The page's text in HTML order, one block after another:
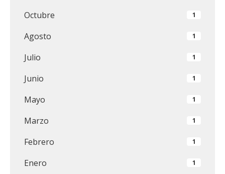
Octubre 1
Agosto 1
Julio 1
Junio 1
Mayo 1
Marzo 1
Febrero 1
Enero 1